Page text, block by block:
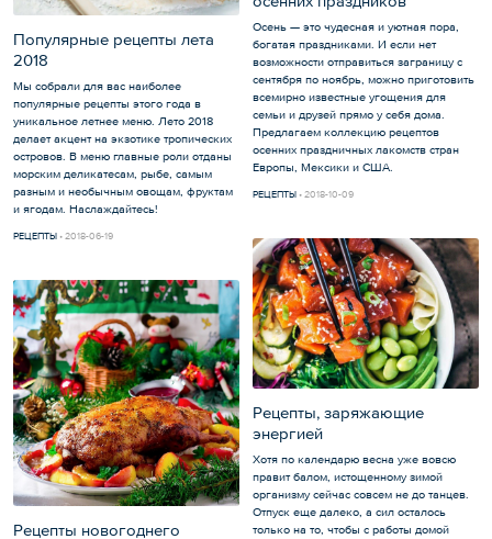
Осень — это чудесная и уютная пора,
богатая праздниками. И если нет
возможности отправиться заграницу с
сентября по ноябрь, можно приготовить
всемирно известные угощения для
семьи и друзей прямо у себя дома.
Предлагаем коллекцию рецептов
осенних праздничных лакомств стран
Европы, Мексики и США.
РЕЦЕПТЫ 2018-10-09
Популярные рецепты лета
2018
Мы собрали для вас наиболее
популярные рецепты этого года в
уникальное летнее меню. Лето 2018
делает акцент на экзотике тропических
островов. В меню главные роли отданы
морским деликатесам, рыбе, самым
разным и необычным овощам, фруктам
и ягодам. Наслаждайтесь!
РЕЦЕПТЫ 2018-06-19
Рецепты, заряжающие
энергией
Хотя по календарю весна уже вовсю
правит балом, истощенному зимой
организму сейчас совсем не до танцев.
Отпуск еще далеко, а сил осталось
только на то, чтобы с работы домой
Рецепты новогоднего